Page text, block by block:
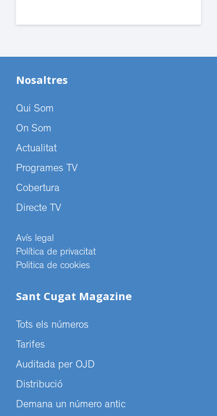
Nosaltres
Qui Som
On Som
Actualitat
Programes TV
Cobertura
Directe TV
Avís legal
Política de privacitat
Politica de cookies
Sant Cugat Magazine
Tots els números
Tarifes
Auditada per OJD
Distribució
Demana un número antic